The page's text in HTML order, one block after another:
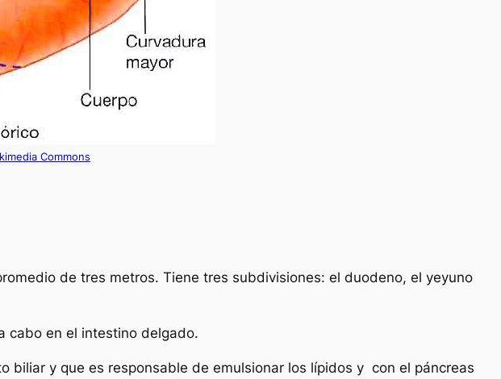
Commons
de tres metros. Tiene tres subdivisiones: el duodeno, el yeyuno
cabo en el intestino delgado.
y que es responsable de emulsionar los lípidos y con el páncreas